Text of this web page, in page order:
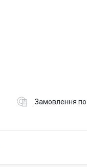
Замовлення по